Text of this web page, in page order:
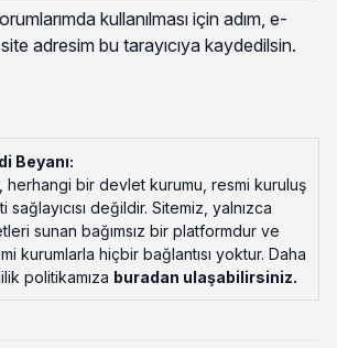
kullanılması için adım, e-
adresim bu tarayıcıya kaydedilsin.
Beyanı:
herhangi bir devlet kurumu, resmi kuruluş
değildir. Sitemiz, yalnızca
sunan bağımsız bir platformdur ve
kurumlarla hiçbir bağlantısı yoktur. Daha
politikamıza buradan ulaşabilirsiniz.